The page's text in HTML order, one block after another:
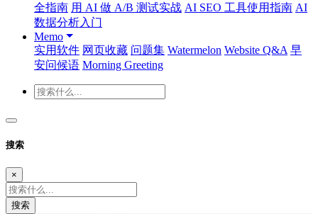
全指南 用 AI 做 A/B 测试实战 AI SEO 工具使用指南 AI
数据分析入门
Memo
实用软件 网页收藏 问题集 Watermelon Website Q&A 早
安问候语 Morning Greeting
搜索
×
搜索